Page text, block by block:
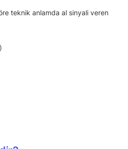
teknik anlamda al sinyali veren